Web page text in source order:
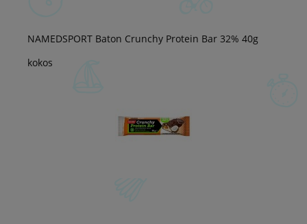
NAMEDSPORT Baton Crunchy Protein Bar 32% 40g
kokos